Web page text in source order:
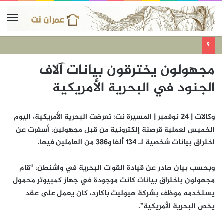
مجهولون يخترقون بيانات آلاف
الجنود في البحرية الأمريكية
وكالات | 24 نوفمبر | المسيرة نت: تعرضت البحرية الأمريكية، اليوم
الخميس لعملية قرصنة إلكترونية من قبل مجهولين، أسفرت عن
اختراق بيانات شخصية لـ 134 ألفا و386 من العاملين فيها.
وبحسب بيان صادر عن قيادة القوات البحرية في واشنطن، “قام
مجهولون باختراق بيانات كانت موجودة في جهاز كمبيوتر محمول
يستخدمه موظف بشركة هيوليت باكارد، كان يعمل على عقد
يخص البحرية الأمريكية”.